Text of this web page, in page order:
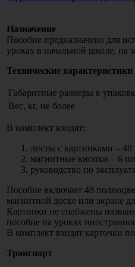
Назначение
Пособие предназначено для
уроках в начальной школе, на
Технические
Габаритные размеры в
Вес, кг, не более
В комплект входят:
листы с картинками – 48
магнитные кнопки – 6
руководство по
Пособие включает 48
магнитной доске или экране
Картинки не снабжены
пособие на уроках
В комплект входят карточки
Транспорт